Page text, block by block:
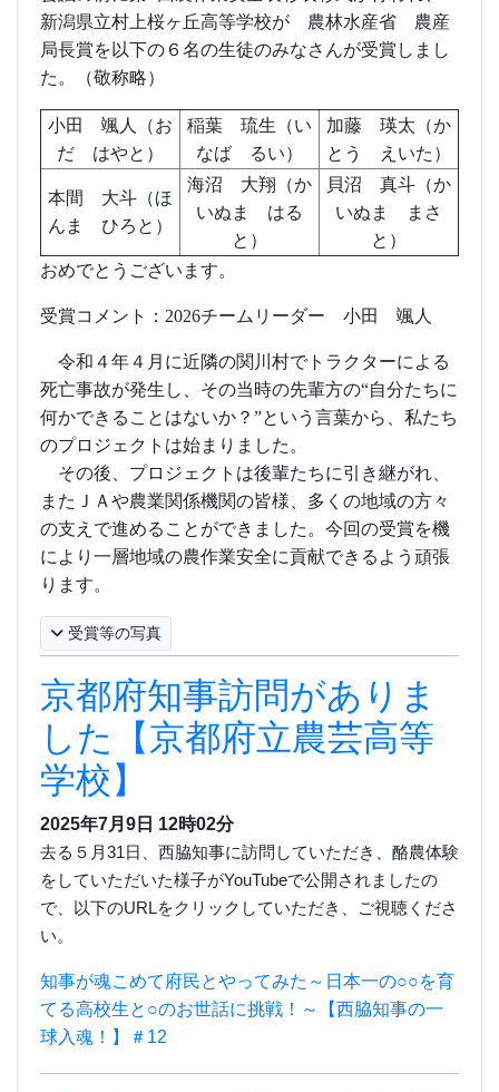
新潟県立村上桜ヶ丘高等学校が 農林水産省 農産
局長賞を以下の６名の生徒のみなさんが受賞しまし
た。（敬称略）
小田 颯人（お
だ はやと）
稲葉 琉生（い
なば るい）
加藤 瑛太（か
とう えいた）
本間 大斗（ほ
んま ひろと）
海沼 大翔（か
いぬま はる
と）
貝沼 真斗（か
いぬま まさ
と）
おめでとうございます。
受賞コメント： 2026チームリーダー 小田 颯人
令和４年４月に近隣の関川村でトラクターによる
死亡事故が発生し、その当時の先輩方の“自分たちに
何かできることはないか？”という言葉から、私たち
のプロジェクトは始まりました。
その後、プロジェクトは後輩たちに引き継がれ、
またＪＡや農業関係機関の皆様、多くの地域の方々
の支えで進めることができました。今回の受賞を機
により一層地域の農作業安全に貢献できるよう頑張
ります。
受賞等の写真
京都府知事訪問がありま
した【京都府立農芸高等
学校】
2025年7月9日 12時02分
去る５月 31 日、西脇知事に訪問していただき、酪農体験
をしていただいた様子がYouTubeで公開されましたの
で、
以下のURLをクリックしていただき、ご視聴くださ
い。
知事が魂こめて府民とやってみた～日本一の○○を育
てる高校生と○のお世話に挑戦！～【西脇知事の一
球入魂！】＃12